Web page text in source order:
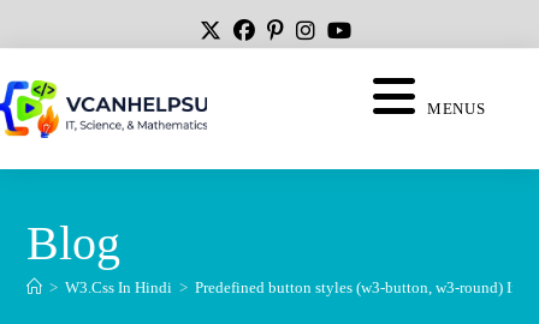
MENUS
Blog
> W3.Css In Hindi > Predefined button styles (w3-button, w3-round) In